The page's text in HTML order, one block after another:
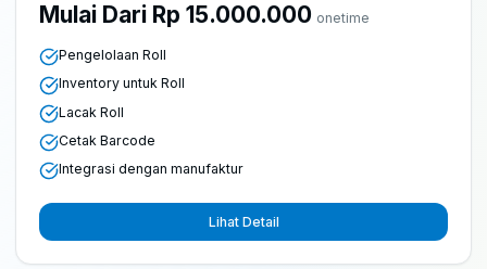
Mulai Dari Rp 15.000.000 onetime
Pengelolaan Roll
Inventory untuk Roll
Lacak Roll
Cetak Barcode
Integrasi dengan manufaktur
Lihat Detail